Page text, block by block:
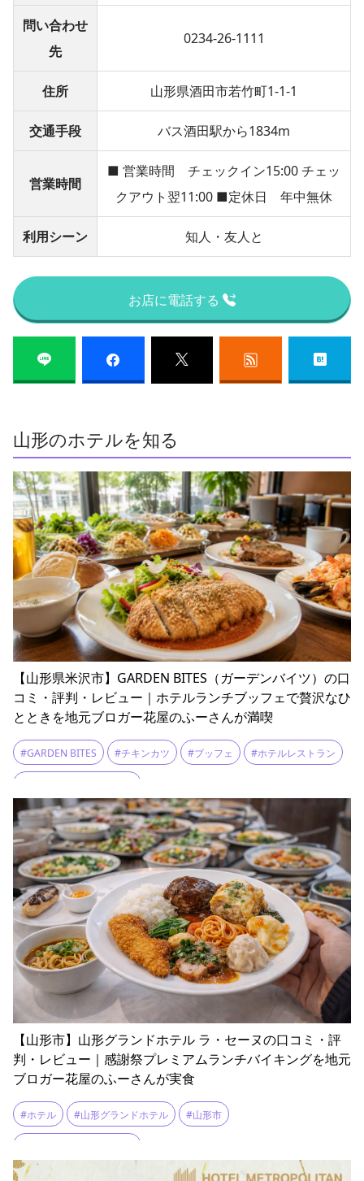
問い合わせ
先
0234-26-1111
住所 山形県酒田市若竹町1-1-1
交通手段 バス酒田駅から1834m
営業時間
■ 営業時間 チェックイン15:00 チェッ
クアウト翌11:00 ■定休日 年中無休
利用シーン 知人・友人と
お店に電話する
山形のホテルを知る
【山形県米沢市】GARDEN BITES（ガーデンバイツ）の口
コミ・評判・レビュー｜ホテルランチブッフェで贅沢なひ
とときを地元ブロガー花屋のふーさんが満喫
#GARDEN BITES #チキンカツ #ブッフェ #ホテルレストラン
【山形市】山形グランドホテル ラ・セーヌの口コミ・評
判・レビュー｜感謝祭プレミアムランチバイキングを地元
ブロガー花屋のふーさんが実食
#ホテル #山形グランドホテル #山形市